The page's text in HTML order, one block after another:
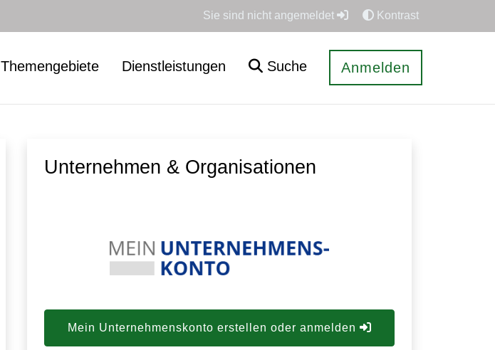
Sie sind nicht angemeldet Kontrast
Themengebiete Dienstleistungen Suche Anmelden
Unternehmen & Organisationen
Mein Unternehmenskonto erstellen oder anmelden